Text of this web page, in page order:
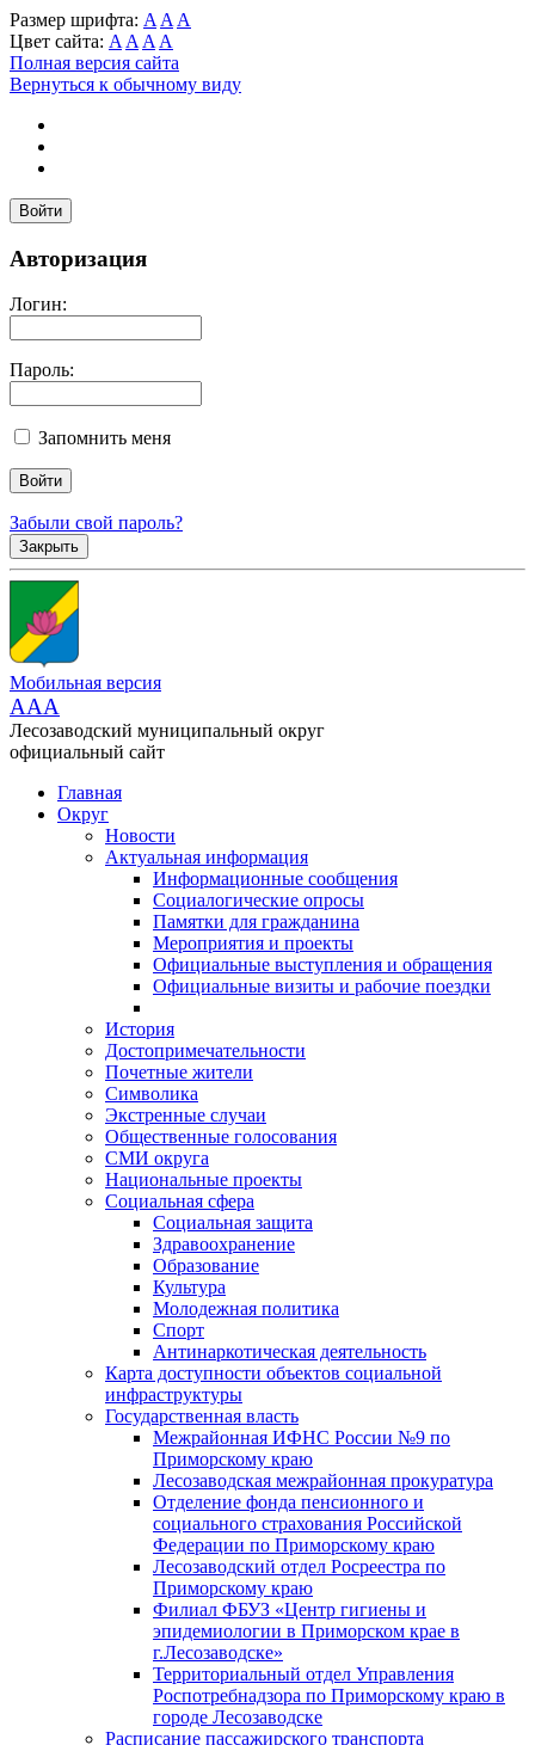
Размер шрифта: A A A
Цвет сайта: A A A A
Полная версия сайта
Вернуться к обычному виду
Войти
Авторизация
Логин:
Пароль:
Запомнить меня
Забыли свой пароль?
Закрыть
Мобильная версия
AAA
Лесозаводский муниципальный округ
официальный сайт
Главная
Округ
Новости
Актуальная информация
Информационные сообщения
Социалогические опросы
Памятки для гражданина
Мероприятия и проекты
Официальные выступления и обращения
Официальные визиты и рабочие поездки
История
Достопримечательности
Почетные жители
Символика
Экстренные случаи
Общественные голосования
СМИ округа
Национальные проекты
Социальная сфера
Социальная защита
Здравоохранение
Образование
Культура
Молодежная политика
Спорт
Антинаркотическая деятельность
Карта доступности объектов социальной
инфраструктуры
Государственная власть
Межрайонная ИФНС России №9 по
Приморскому краю
Лесозаводская межрайонная прокуратура
Отделение фонда пенсионного и
социального страхования Российской
Федерации по Приморскому краю
Лесозаводский отдел Росреестра по
Приморскому краю
Филиал ФБУЗ «Центр гигиены и
эпидемиологии в Приморском крае в
г.Лесозаводске»
Территориальный отдел Управления
Роспотребнадзора по Приморскому краю в
городе Лесозаводске
Расписание пассажирского транспорта